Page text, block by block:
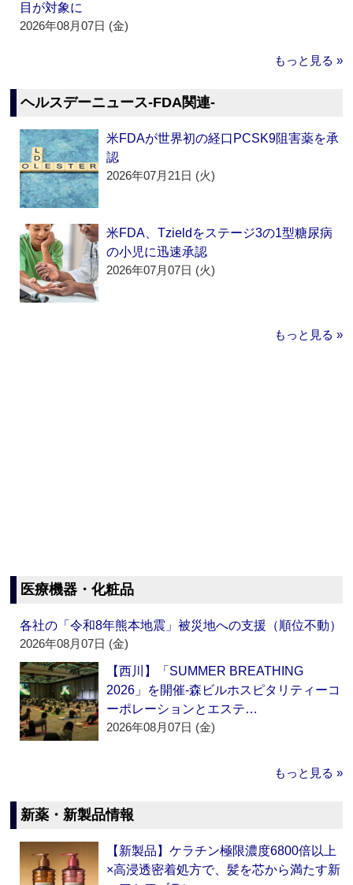
目が対象に
2026年08月07日 (金)
もっと見る »
ヘルスデーニュース‐FDA関連‐
米FDAが世界初の経口PCSK9阻害薬を承
認
2026年07月21日 (火)
米FDA、Tzieldをステージ3の1型糖尿病
の小児に迅速承認
2026年07月07日 (火)
もっと見る »
医療機器・化粧品
各社の「令和8年熊本地震」被災地への支援（順位不動）
2026年08月07日 (金)
【西川】「SUMMER BREATHING
2026」を開催‐森ビルホスピタリティーコ
ーポレーションとエステ…
2026年08月07日 (金)
もっと見る »
新薬・新製品情報
【新製品】ケラチン極限濃度6800倍以上
×高浸透密着処方で、髪を芯から満たす新